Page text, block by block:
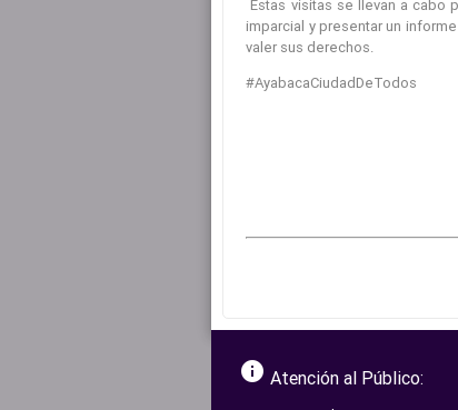
Estas visitas se llevan a cabo
imparcial y presentar un
valer sus derechos.
#AyabacaCiudadDeTodos
info Atención al Público: